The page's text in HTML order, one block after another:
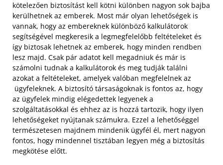
kötelezően biztosítást kell kötni különben nagyon sok bajba
kerülhetnek az emberek. Most már olyan lehetőségek is
vannak, hogy az embereknek különböző kalkulátorok
segítségével megkeresik a legmegfelelőbb feltételeket és
így biztosak lehetnek az emberek, hogy minden rendben
lesz majd. Csak pár adatot kell megadniuk és már is
számolni tudnak a kalkulátorok és meg tudják találni
azokat a feltételeket, amelyek valóban megfelelnek az
ügyfeleknek. A biztosító társaságoknak is fontos az, hogy
az ügyfelek mindig elégedettek legyenek a
szolgáltatásokkal és ehhez az is hozzá tartozik, hogy ilyen
lehetőségeket nyújtanak számukra. Ezzel a lehetőséggel
természetesen majdnem mindenik ügyfél él, mert nagyon
fontos, hogy mindennel tisztában legyen még a biztosítás
megkötése előtt.